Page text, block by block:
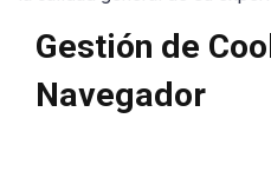
Gestión de
Navegador